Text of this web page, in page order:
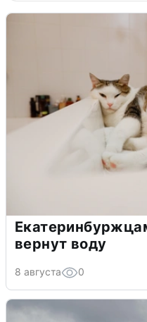
вернут воду
8 августа 0